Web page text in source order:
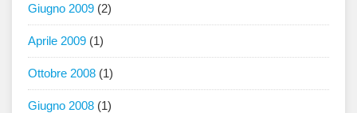
Giugno 2009 (2)
Aprile 2009 (1)
Ottobre 2008 (1)
Giugno 2008 (1)